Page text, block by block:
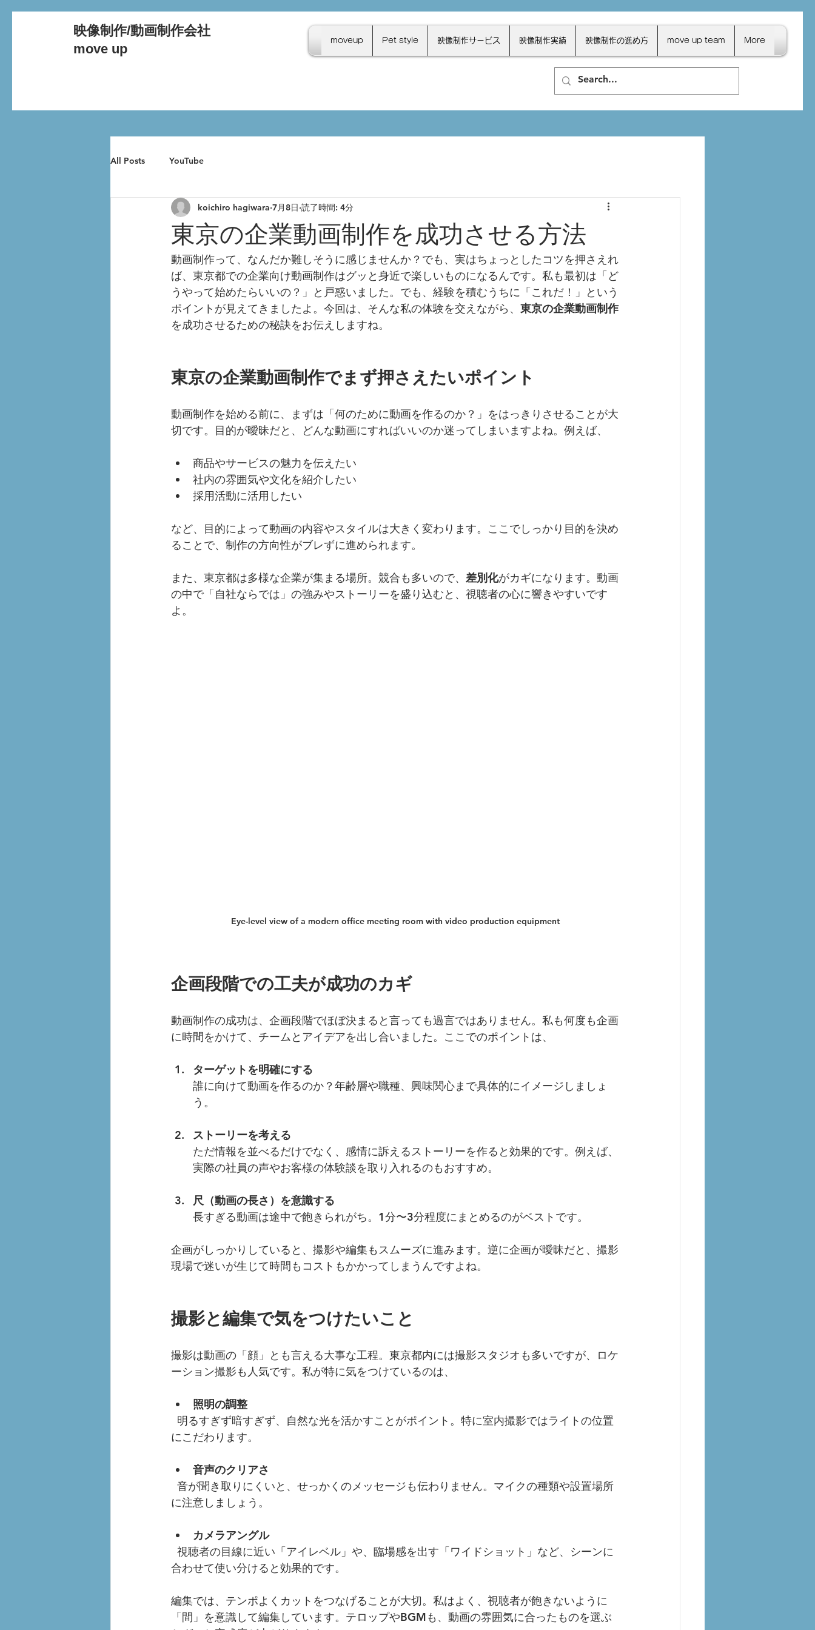
moveup Pet style 映像制作サービス 映像制作実績 映像制作の進め方 move up team More
映像制作/動画制作会社
move up
All Posts YouTube
東京の企業動画制作を成功させる方法
koichiro hagiwara 7月8日 読了時間: 4分
動画制作って、なんだか難しそうに感じませんか？でも、実はちょっとしたコツを押さえれ
ば、東京都での企業向け動画制作はグッと身近で楽しいものになるんです。私も最初は「ど
うやって始めたらいいの？」と戸惑いました。でも、経験を積むうちに「これだ！」という
ポイントが見えてきましたよ。今回は、そんな私の体験を交えながら、 東京の企業動画制作
を成功させるための秘訣をお伝えしますね。
東京の企業動画制作でまず押さえたいポイント
動画制作を始める前に、まずは「何のために動画を作るのか？」をはっきりさせることが大
切です。目的が曖昧だと、どんな動画にすればいいのか迷ってしまいますよね。例えば、
商品やサービスの魅力を伝えたい
社内の雰囲気や文化を紹介したい
採用活動に活用したい
など、目的によって動画の内容やスタイルは大きく変わります。ここでしっかり目的を決め
ることで、制作の方向性がブレずに進められます。
また、東京都は多様な企業が集まる場所。競合も多いので、 差別化がカギになります。動画
の中で「自社ならでは」の強みやストーリーを盛り込むと、視聴者の心に響きやすいです
よ。
Eye-level view of a modern office meeting room with video production equipment
企画段階での工夫が成功のカギ
動画制作の成功は、企画段階でほぼ決まると言っても過言ではありません。私も何度も企画
に時間をかけて、チームとアイデアを出し合いました。ここでのポイントは、
ターゲットを明確にする
誰に向けて動画を作るのか？年齢層や職種、興味関心まで具体的にイメージしましょ
う。
ストーリーを考える
ただ情報を並べるだけでなく、感情に訴えるストーリーを作ると効果的です。例えば、
実際の社員の声やお客様の体験談を取り入れるのもおすすめ。
尺（動画の長さ）を意識する
長すぎる動画は途中で飽きられがち。1分〜3分程度にまとめるのがベストです。
企画がしっかりしていると、撮影や編集もスムーズに進みます。逆に企画が曖昧だと、撮影
現場で迷いが生じて時間もコストもかかってしまうんですよね。
撮影と編集で気をつけたいこと
撮影は動画の「顔」とも言える大事な工程。東京都内には撮影スタジオも多いですが、ロケ
ーション撮影も人気です。私が特に気をつけているのは、
照明の調整
にこだわります。
音声のクリアさ
に注意しましょう。
カメラアングル
合わせて使い分けると効果的です。
編集では、テンポよくカットをつなげることが大切。私はよく、視聴者が飽きないように
「間」を意識して編集しています。テロップやBGMも、動画の雰囲気に合ったものを選ぶ